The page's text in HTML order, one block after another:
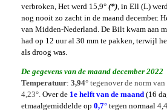
verbroken, Het werd 15,9° (*) , in Ell (L)
nog nooit zo zacht in de maand december.
van Midden-Nederland. De Bilt kwam aan
had op 12 uur al 30 mm te pakken, terwijl
als droog was.
De gegevens van de maand december 2022
Temperatuur: 3,94° tegenover de norm
4,23°. Over de 1e helft van de maand (16
etmaalgemiddelde op 0,7° tegen normaal